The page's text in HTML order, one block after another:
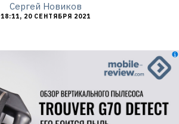
Сергей Новиков
18:11, 20 СЕНТЯБРЯ 2021